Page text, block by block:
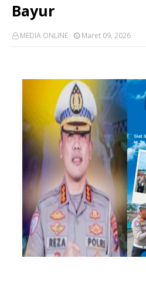
Bayur
MEDIA ONLINE Maret 09, 2026